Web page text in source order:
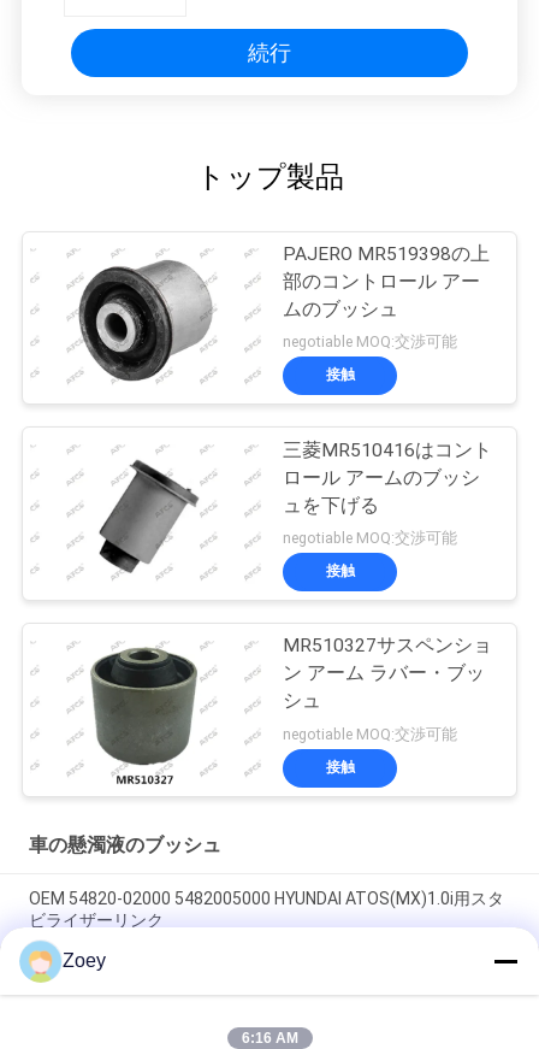
続行
トップ製品
PAJERO MR519398の上
部のコントロール アー
ムのブッシュ
negotiable MOQ:交渉可能
接触
三菱MR510416はコント
ロール アームのブッシ
ュを下げる
negotiable MOQ:交渉可能
接触
MR510327サスペンショ
ン アーム ラバー・ブッ
シュ
negotiable MOQ:交渉可能
接触
車の懸濁液のブッシュ
OEM 54820-02000 5482005000 HYUNDAI ATOS(MX)1.0i用スタ
ビライザーリンク
OEM FL3Z3084B FL3Z3085B FL343A188A FORD F-150向けARM
BUSH 拡張
OEM FL3Z3050B FL3Z-3050-C ボールジョイント FORD F-150 /
Zoey
6:16 AM